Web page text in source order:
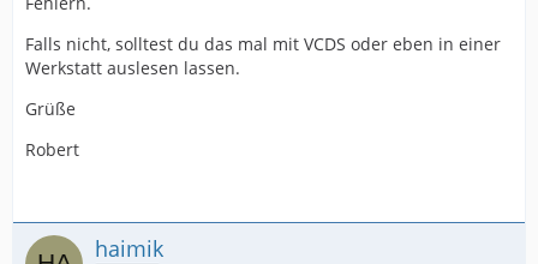
Falls nicht, solltest du das mal mit VCDS oder eben in einer
Werkstatt auslesen lassen.
Grüße
Robert
haimik